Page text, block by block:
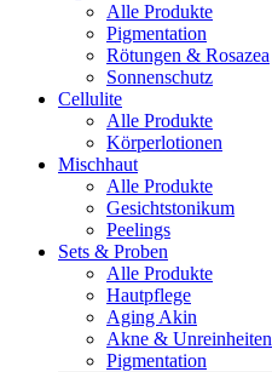
Alle Produkte
Pigmentation
Rötungen & Rosazea
Sonnenschutz
Cellulite
Alle Produkte
Körperlotionen
Mischhaut
Alle Produkte
Gesichtstonikum
Peelings
Sets & Proben
Alle Produkte
Hautpflege
Aging Akin
Akne & Unreinheiten
Pigmentation